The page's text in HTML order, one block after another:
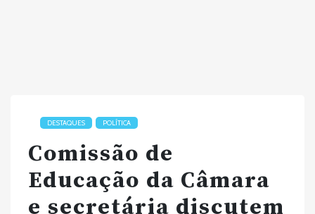
DESTAQUES POLÍTICA
Comissão de
Educação da Câmara
e secretária discutem